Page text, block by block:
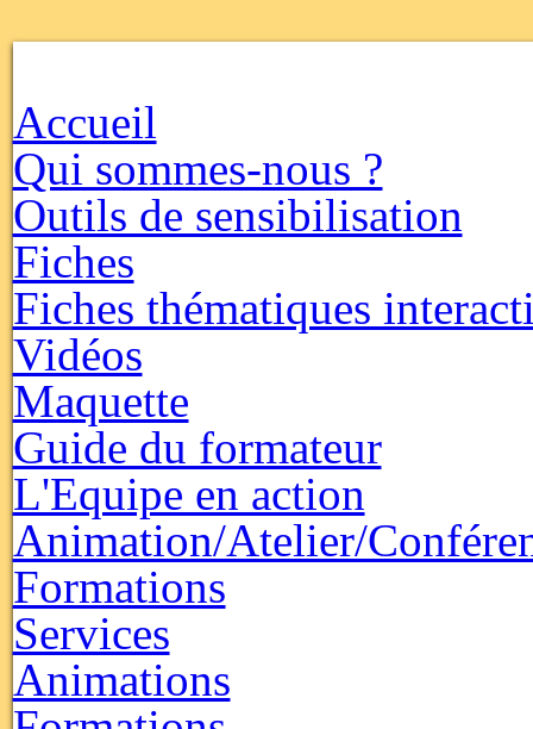
Accueil
Qui sommes-nous ?
Outils de sensibilisation
Fiches
Fiches thématiques
Vidéos
Maquette
Guide du formateur
L'Equipe en action
Animation/Atelier/
Formations
Services
Animations